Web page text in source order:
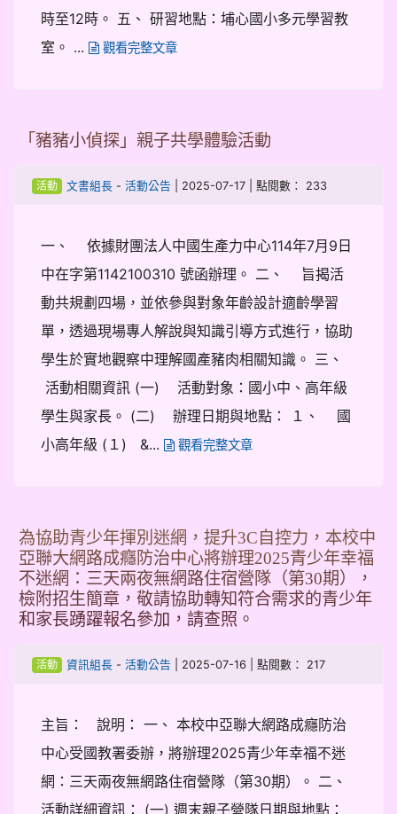
時至12時。 五、 研習地點：埔心國小多元學習教
室。 ...
觀看完整文章
「豬豬小偵探」親子共學體驗活動
活動 文書組長- 活動公告 | 2025-07-17 | 點閱數： 233
一、 依據財團法人中國生產力中心114年7月9日
中在字第1142100310 號函辦理。 二、 旨揭活
動共規劃四場，並依參與對象年齡設計適齡學習
單，透過現場專人解說與知識引導方式進行，協助
學生於實地觀察中理解國產豬肉相關知識。 三、
活動相關資訊 (一) 活動對象：國小中、高年級
學生與家長。 (二) 辦理日期與地點： １、 國
小高年級 (１) &...
觀看完整文章
為協助青少年揮別迷網，提升3C自控力，本校中
亞聯大網路成癮防治中心將辦理2025青少年幸福
不迷網：三天兩夜無網路住宿營隊（第30期），
檢附招生簡章，敬請協助轉知符合需求的青少年
和家長踴躍報名參加，請查照。
活動 資訊組長- 活動公告 | 2025-07-16 | 點閱數： 217
主旨： 說明： 一、 本校中亞聯大網路成癮防治
中心受國教署委辦，將辦理2025青少年幸福不迷
網：三天兩夜無網路住宿營隊（第30期）。 二、
活動詳細資訊： (一) 週末親子營隊日期與地點：